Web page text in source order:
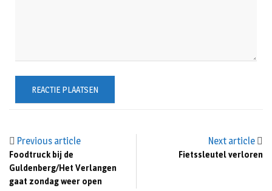
Previous article
Foodtruck bij de
Guldenberg/Het Verlangen
gaat zondag weer open
Next article
Fietssleutel verloren